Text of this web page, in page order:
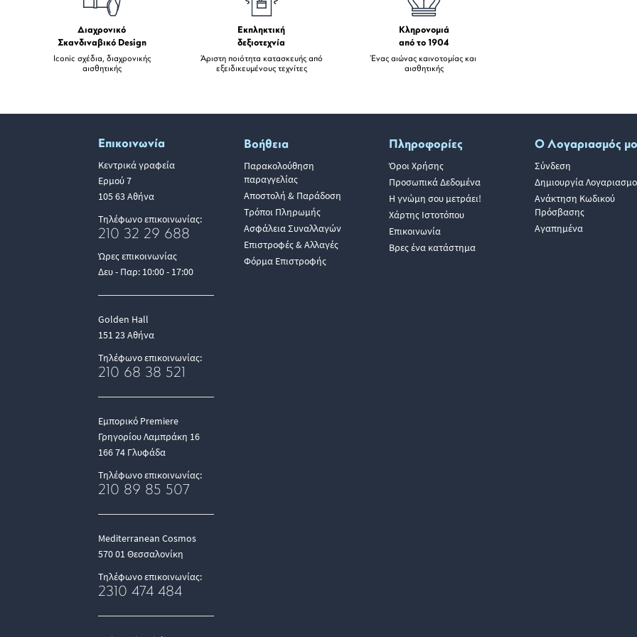
Διαχρονικό
Σκανδιναβικό Design
Iconic σχέδια, διαχρονικής
αισθητικής
Εκπληκτική
δεξιοτεχνία
Άριστη ποιότητα κατασκευής από
εξειδικευμένους τεχνίτες
Κληρονομιά
από το 1904
Ένας αιώνας καινοτομίας και
αισθητικής
Επικοινωνία
Κεντρικά γραφεία
Ερμού 7
105 63 Αθήνα
Τηλέφωνο επικοινωνίας:
210 32 29 688
Ώρες επικοινωνίας
Δευ - Παρ: 10:00 - 17:00
Golden Hall
151 23 Αθήνα
Τηλέφωνο επικοινωνίας:
210 68 38 521
Εμπορικό Premiere
Γρηγορίου Λαμπράκη 16
166 74 Γλυφάδα
Τηλέφωνο επικοινωνίας:
210 89 85 507
Mediterranean Cosmos
570 01 Θεσσαλονίκη
Τηλέφωνο επικοινωνίας:
2310 474 484
Βοήθεια
Παρακολούθηση
παραγγελίας
Αποστολή & Παράδοση
Τρόποι Πληρωμής
Ασφάλεια Συναλλαγών
Επιστροφές & Αλλαγές
Φόρμα Επιστροφής
Πληροφορίες
Όροι Χρήσης
Προσωπικά Δεδομένα
Η γνώμη σου μετράει!
Χάρτης Ιστοτόπου
Επικοινωνία
Βρες ένα κατάστημα
Ο Λογαριασμός
Σύνδεση
Δημιουργία
Ανάκτηση Κωδικού
Πρόσβασης
Αγαπημένα